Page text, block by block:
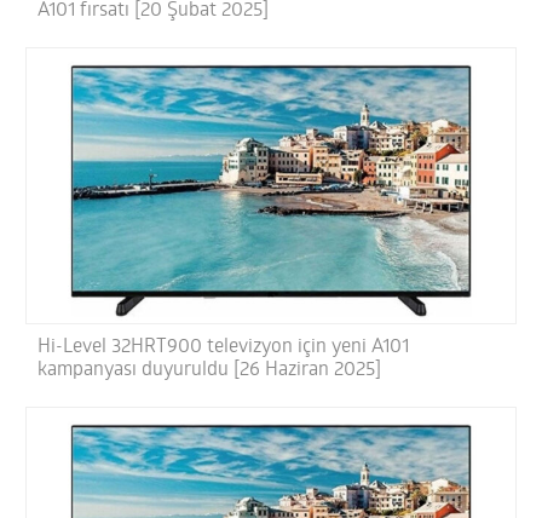
A101 fırsatı [20 Şubat 2025]
Hi-Level 32HRT900 televizyon için yeni A101
kampanyası duyuruldu [26 Haziran 2025]